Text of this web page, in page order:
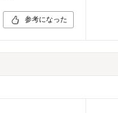
参考になった